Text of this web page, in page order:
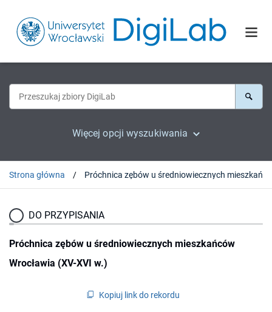
Więcej opcji wyszukiwania
Strona główna
DO PRZYPISANIA
Próchnica zębów u średniowiecznych mieszkańców
Wrocławia (XV-XVI w.)
Kopiuj link do rekordu